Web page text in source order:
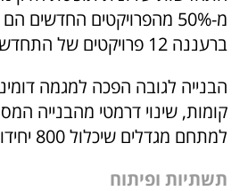
ברעננה 12 פרויקטים של התחדשות עירונית, שיוסיפו כ-1,200 יחידות דיור לעיר.
קומות, שינוי דרמטי מהבנייה
למתחם מגדלים שיכלול 800 יחידות דיור בבניינים בני 35 קומות.
תשתיות ופיתוח